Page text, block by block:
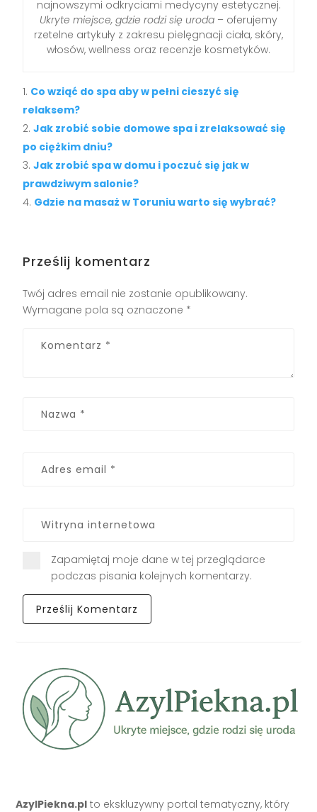
najnowszymi odkryciami medycyny estetycznej.
Ukryte miejsce, gdzie rodzi się uroda – oferujemy
rzetelne artykuły z zakresu pielęgnacji ciała, skóry,
włosów, wellness oraz recenzje kosmetyków.
Co wziąć do spa aby w pełni cieszyć się
relaksem?
Jak zrobić sobie domowe spa i zrelaksować się
po ciężkim dniu?
Jak zrobić spa w domu i poczuć się jak w
prawdziwym salonie?
Gdzie na masaż w Toruniu warto się wybrać?
Prześlij komentarz
Twój adres email nie zostanie opublikowany.
Wymagane pola są oznaczone *
Zapamiętaj moje dane w tej przeglądarce
podczas pisania kolejnych komentarzy.
AzylPiekna.pl to ekskluzywny portal tematyczny, który